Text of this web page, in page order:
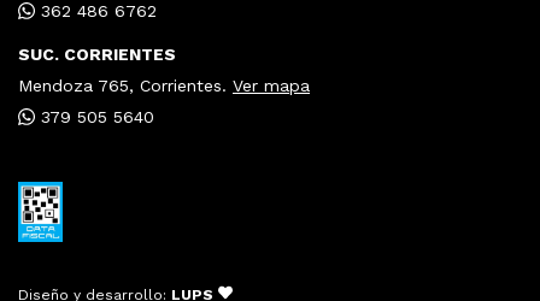
362 486 6762
SUC. CORRIENTES
Mendoza 765, Corrientes. Ver mapa
379 505 5640
Diseño y desarrollo: LUPS